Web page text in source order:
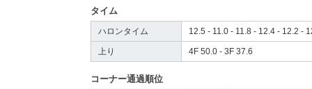
タイム
ハロンタイム 12.5 - 11.0 - 11.8 - 12.4 - 12.2 -
上り 4F 50.0 - 3F 37.6
コーナー通過順位